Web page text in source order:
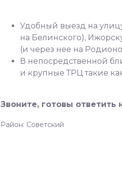
Удобный выезд на
на Белинского),
(и через нее на
В непосредственной
и крупные ТРЦ такие
Звоните, готовы
Район: Советский